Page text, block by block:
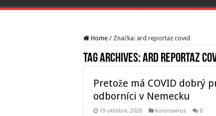
Home / Značka: ard reportaz covid
Tag Archives:ard reportaz
Pretože má COVID dobrý
odborníci v Nemecku
19 októbra, 2020 koronavírus 0